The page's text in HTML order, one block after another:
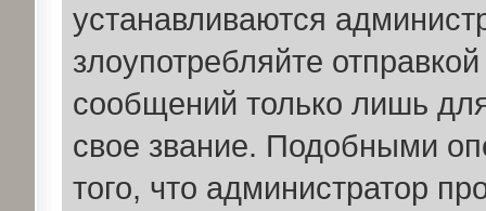
устанавливаются
злоупотребляйте
сообщений только лишь
свое звание. Подобными
того, что администратор